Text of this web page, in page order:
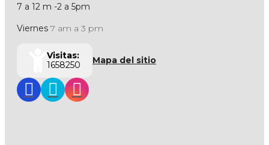
7 a 12 m -2 a 5pm
Viernes 7 am a 3 pm
Visitas:
1658250
Mapa del sitio